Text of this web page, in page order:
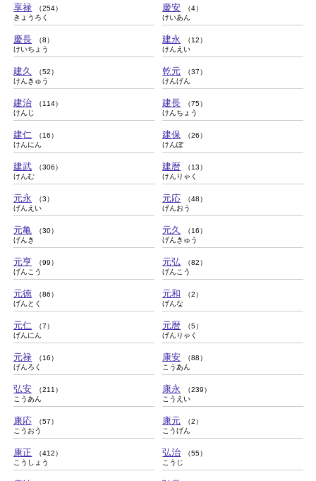
享禄
（254）
きょうろく
慶安
（4）
けいあん
慶長
（8）
けいちょう
建永
（12）
けんえい
建久
（52）
けんきゅう
乾元
（37）
けんげん
建治
（114）
けんじ
建長
（75）
けんちょう
建仁
（16）
けんにん
建保
（26）
けんぽ
建武
（306）
けんむ
建暦
（13）
けんりゃく
元永
（3）
げんえい
元応
（48）
げんおう
元亀
（30）
げんき
元久
（16）
げんきゅう
元亨
（99）
げんこう
元弘
（82）
げんこう
元徳
（86）
げんとく
元和
（2）
げんな
元仁
（7）
げんにん
元暦
（5）
げんりゃく
元禄
（16）
げんろく
康安
（88）
こうあん
弘安
（211）
こうあん
康永
（239）
こうえい
康応
（57）
こうおう
康元
（2）
こうげん
康正
（412）
こうしょう
弘治
（55）
こうじ